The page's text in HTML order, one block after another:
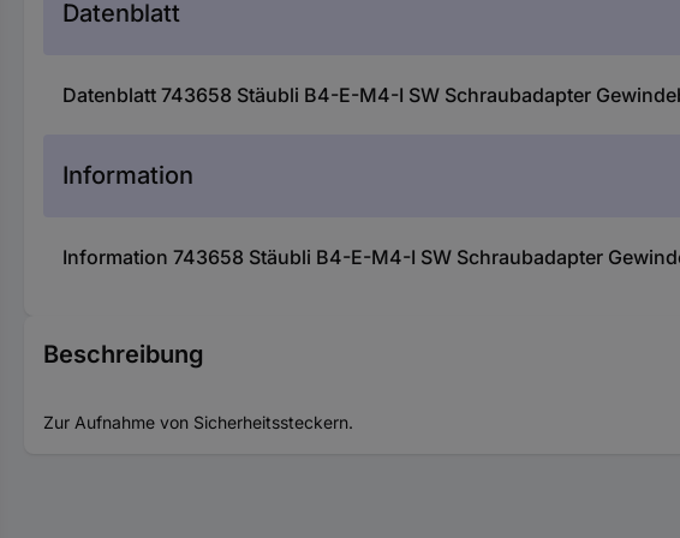
Datenblatt
Datenblatt 743658 Stäubli B4-E-M4-I SW Schraubadapter
Information
Information 743658 Stäubli B4-E-M4-I SW Schraubadapter
Beschreibung
Zur Aufnahme von Sicherheitssteckern.